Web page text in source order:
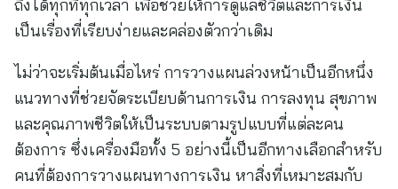
ถึงได้ทุกที่ทุกเวลา เพื่อช่วยให้การดูแลชีวิตและการเงิน
เป็นเรื่องที่เรียบง่ายและคล่องตัวกว่าเดิม
ไม่ว่าจะเริ่มต้นเมื่อไหร่ การวางแผนล่วงหน้าเป็นอีกหนึ่ง
แนวทางที่ช่วยจัดระเบียบด้านการเงิน การลงทุน สุขภาพ
และคุณภาพชีวิตให้เป็นระบบตามรูปแบบที่แต่ละคน
ต้องการ ซึ่งเครื่องมือทั้ง 5 อย่างนี้เป็นอีกทางเลือกสำหรับ
คนที่ต้องการวางแผนทางการเงิน หาสิ่งที่เหมาะสมกับ